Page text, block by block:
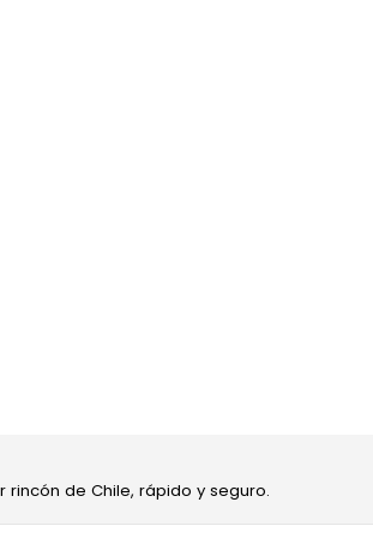
rincón de Chile, rápido y seguro.